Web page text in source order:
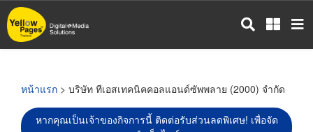
ข้าม
ไป
หน้าแรก > บริษัท ทีเอสเทคนิคคอลแอนด์ซัพพลาย (2000) จำกัด
หากคุณเป็นเจ้าของกิจการนี้ ติดต่อรับส่วนลดพิเศษ! เพื่อจัด